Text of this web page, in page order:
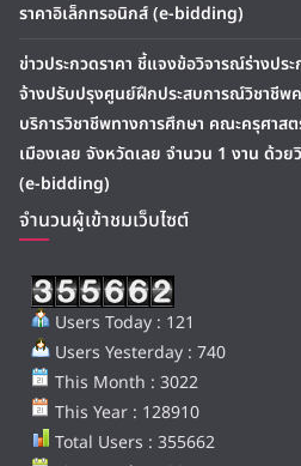
ราคาอิเล็กทรอนิกส์ (e-bidding)
ข่าวประกวดราคา ชี้แจงข้อวิจารณ์ร่างประ
จ้างปรับปรุงศูนย์ฝึกประสบการณ์วิชาชีพ
บริการวิชาชีพทางการศึกษา คณะครุศาส
เมืองเลย จังหวัดเลย จำนวน 1 งาน ด้ว
(e-bidding)
จำนวนผู้เข้าชมเว็บไซต์
Users Today : 121
Users Yesterday : 740
This Month : 3022
This Year : 128910
Total Users : 355662